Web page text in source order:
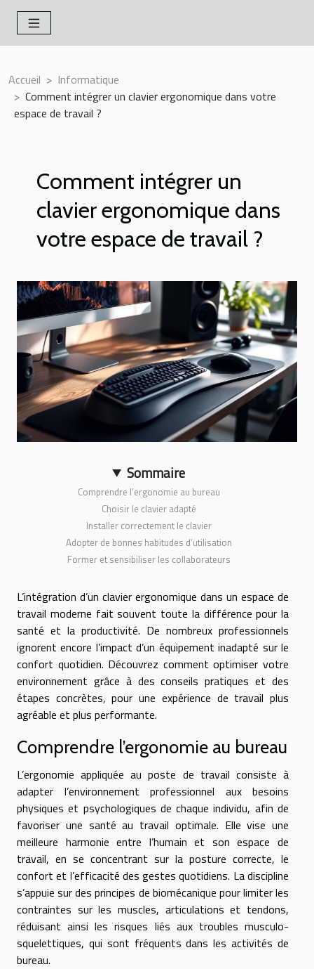
Accueil
Informatique
Comment intégrer un clavier ergonomique dans votre
espace de travail ?
Comment intégrer un
clavier ergonomique dans
votre espace de travail ?
Sommaire
Comprendre l’ergonomie au bureau
Choisir le clavier adapté
Installer correctement le clavier
Adopter de bonnes habitudes d’utilisation
Former et sensibiliser les collaborateurs
L’intégration d’un clavier ergonomique dans un espace de
travail moderne fait souvent toute la différence pour la
santé et la productivité. De nombreux professionnels
ignorent encore l’impact d’un équipement inadapté sur le
confort quotidien. Découvrez comment optimiser votre
environnement grâce à des conseils pratiques et des
étapes concrètes, pour une expérience de travail plus
agréable et plus performante.
Comprendre l’ergonomie au bureau
L’ergonomie appliquée au poste de travail consiste à
adapter l’environnement professionnel aux besoins
physiques et psychologiques de chaque individu, afin de
favoriser une santé au travail optimale. Elle vise une
meilleure harmonie entre l’humain et son espace de
travail, en se concentrant sur la posture correcte, le
confort et l’efficacité des gestes quotidiens. La discipline
s’appuie sur des principes de biomécanique pour limiter les
contraintes sur les muscles, articulations et tendons,
réduisant ainsi les risques liés aux troubles musculo-
squelettiques, qui sont fréquents dans les activités de
bureau.